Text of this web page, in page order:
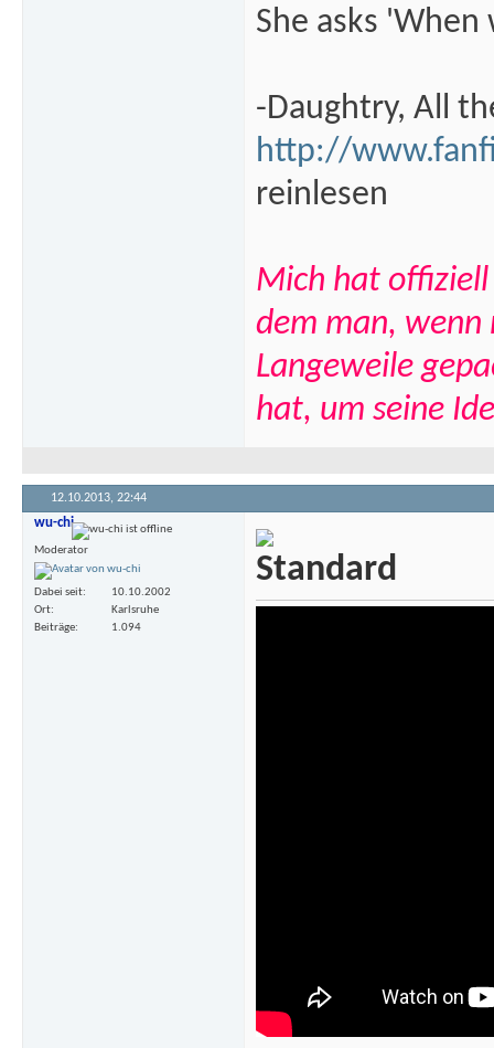
She asks
-Daughtry, All
http://
reinlesen
Mich hat offiziell
dem man,
Langeweile
hat, um seine
12.10.2013, 22:44
wu-chi
Moderator
Dabei seit
10.10.2002
Ort
Karlsruhe
Beiträge
1.094